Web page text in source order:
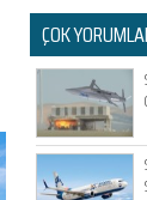
ÇOK